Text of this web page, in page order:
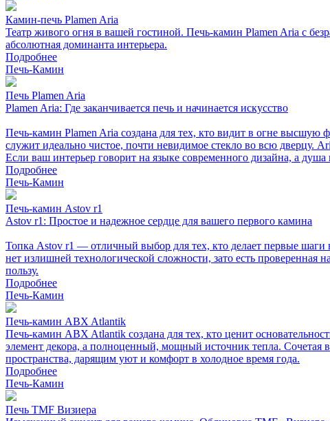
Камин-печь Plamen Aria
Театр живого огня в вашей гостиной. Печь-камин Plamen Aria с
абсолютная доминанта интерьера.
Подробнее
Печь-Камин
Печь Plamen Aria
Plamen Aria: Где заканчивается печь и начинается искусство
Печь-камин Plamen Aria создана для тех, кто видит в огне высшую
служит идеально чистое, почти невидимое стекло во всю дверцу.
Если ваш интерьер говорит на языке современного дизайна, а
Подробнее
Печь-Камин
Печь-камин Astov r1
Astov r1: Простое и надежное сердце для вашего первого камина
Топка Astov r1 — отличный выбор для тех, кто делает первые
нет излишней технологической сложности, зато есть
пользу.
Подробнее
Печь-Камин
Печь-камин ABX Atlantik
Печь-камин ABX Atlantik создана для тех, кто ценит
элемент декора, а полноценный, мощный источник тепла. Сочетая
пространства, дарящим уют и комфорт в холодное время года.
Подробнее
Печь-Камин
Печь TMF Визиера